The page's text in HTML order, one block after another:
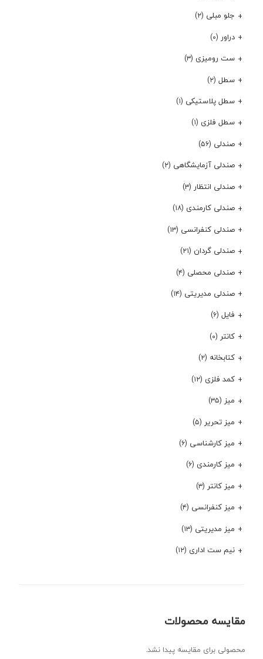
جلو مبلی (۲)
دراور (۰)
ست رومیزی (۳)
سطل (۲)
سطل پلاستیکی (۱)
سطل فلزی (۱)
صندلی (۵۶)
صندلی آزمایشگاهی (۲)
صندلی انتظار (۳)
صندلی کارمندی (۱۸)
صندلی کنفرانسی (۱۳)
صندلی گردان (۲۱)
صندلی محصلی (۴)
صندلی مدیریتی (۱۴)
فایل (۶)
کانتر (۰)
کتابخانه (۲)
کمد فلزی (۱۲)
میز (۳۵)
میز تحریر (۵)
میز کارشناسی (۶)
میز کارمندی (۶)
میز کانتر (۳)
میز کنفرانسی (۴)
میز مدیریتی (۱۳)
نیم ست اداری (۱۲)
مقایسه محصولات
محصولی برای مقایسه پیدا نشد.